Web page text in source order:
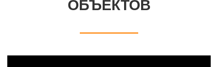
ОБЪЕКТОВ